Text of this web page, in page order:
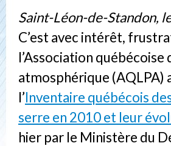
Saint-Léon-de-Standon,
C’est avec intérêt,
l’Association
atmosphérique (AQLPA)
l’Inventaire québécois
serre en 2010 et leur
hier par le Ministère du